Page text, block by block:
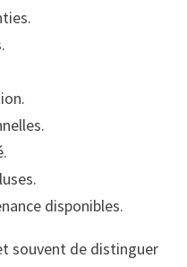
disponibles.
souvent de distinguer